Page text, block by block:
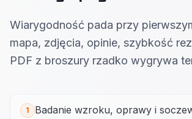
Wiarygodność pada przy
mapa, zdjęcia, opinie, szybkość
PDF z broszury rzadko wygrywa
1
Badanie wzroku, oprawy i